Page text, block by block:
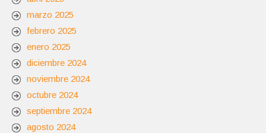
marzo 2025
febrero 2025
enero 2025
diciembre 2024
noviembre 2024
octubre 2024
septiembre 2024
agosto 2024